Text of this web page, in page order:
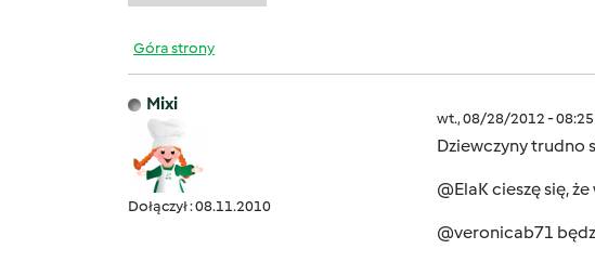
Góra strony
Mixi
Dołączył : 08.11.2010
wt., 08/28/2012 - 08:25
Dziewczyny trudno
@ElaK cieszę się,
@veronicab71